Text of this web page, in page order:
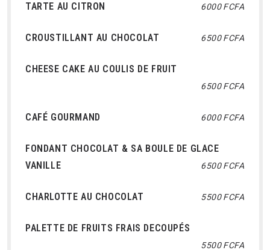
TARTE AU CITRON 6000 FCFA
CROUSTILLANT AU CHOCOLAT 6500 FCFA
CHEESE CAKE AU COULIS DE FRUIT
6500 FCFA
CAFÉ GOURMAND 6000 FCFA
FONDANT CHOCOLAT & SA BOULE DE GLACE
VANILLE
6500 FCFA
CHARLOTTE AU CHOCOLAT 5500 FCFA
PALETTE DE FRUITS FRAIS DECOUPÉS
5500 FCFA